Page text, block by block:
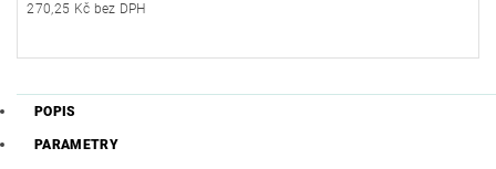
270,25 Kč bez DPH
POPIS
PARAMETRY